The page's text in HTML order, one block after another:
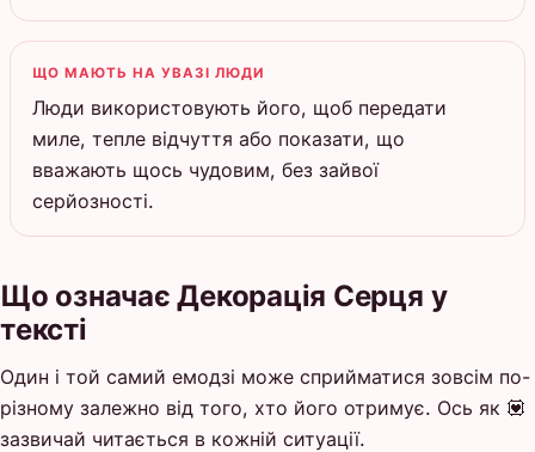
ЩО МАЮТЬ НА УВАЗІ ЛЮДИ
Люди використовують його, щоб передати
миле, тепле відчуття або показати, що
вважають щось чудовим, без зайвої
серйозності.
Що означає Декорація Серця у
тексті
Один і той самий емодзі може сприйматися зовсім по-
різному залежно від того, хто його отримує. Ось як 💟
зазвичай читається в кожній ситуації.